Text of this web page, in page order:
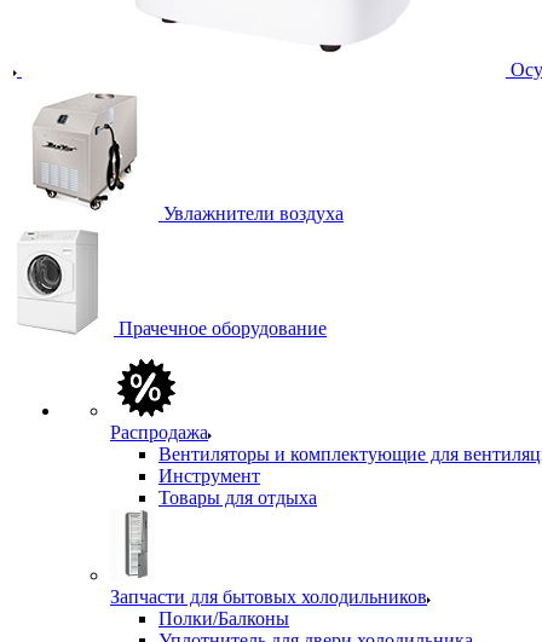
Увлажнители воздуха
Прачечное оборудование
Распродажа
Вентиляторы и комплектующие для
Инструмент
Товары для отдыха
Запчасти для бытовых холодильников
Полки/Балконы